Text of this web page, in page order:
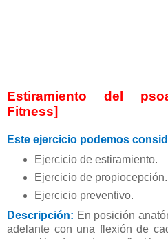
Estiramiento del
Fitness]
Este ejercicio podemos
Ejercicio de estiramiento.
Ejercicio de propiocepción.
Ejercicio preventivo.
Descripción: En posición
adelante con una flexión de